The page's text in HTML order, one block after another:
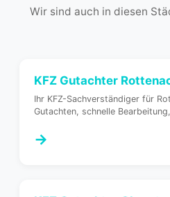
Wir sind auch in diesen
KFZ Gutachter
Ihr KFZ-Sachverständiger für
Gutachten, schnelle
→